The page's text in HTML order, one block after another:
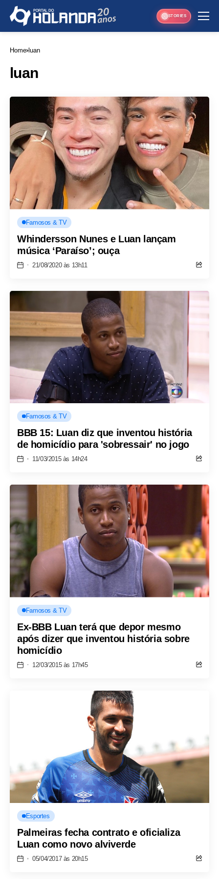
STORIES
Home luan
luan
Famosos & TV
Whindersson Nunes e Luan lançam
música ‘Paraíso’; ouça
21/08/2020 às 13h11
Famosos & TV
BBB 15: Luan diz que inventou história
de homicídio para 'sobressair' no jogo
11/03/2015 às 14h24
Famosos & TV
Ex-BBB Luan terá que depor mesmo
após dizer que inventou história sobre
homicídio
12/03/2015 às 17h45
Esportes
Palmeiras fecha contrato e oficializa
Luan como novo alviverde
05/04/2017 às 20h15